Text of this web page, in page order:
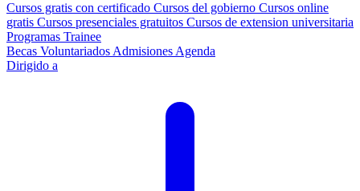
Cursos gratis con certificado Cursos del gobierno Cursos online
gratis Cursos presenciales gratuitos Cursos de extension universitaria
Programas Trainee
Becas Voluntariados Admisiones Agenda
Dirigido a